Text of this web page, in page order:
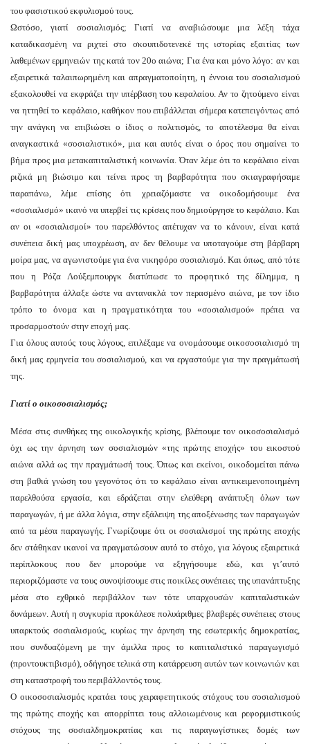
του φασιστικού εκφυλισμού τους.
Ωστόσο, γιατί σοσιαλισμός; Γιατί να αναβιώσουμε μια λέξη τάχα
καταδικασμένη να ριχτεί στο σκουπιδοτενεκέ της ιστορίας εξαιτίας των
λαθεμένων ερμηνειών της κατά τον 20ο αιώνα; Για ένα και μόνο λόγο: αν και
εξαιρετικά ταλαιπωρημένη και απραγματοποίητη, η έννοια του σοσιαλισμού
εξακολουθεί να εκφράζει την υπέρβαση του κεφαλαίου. Αν το ζητούμενο είναι
να ηττηθεί το κεφάλαιο, καθήκον που επιβάλλεται σήμερα κατεπειγόντως από
την ανάγκη να επιβιώσει ο ίδιος ο πολιτισμός, το αποτέλεσμα θα είναι
αναγκαστικά «σοσιαλιστικό», μια και αυτός είναι ο όρος που σημαίνει το
βήμα προς μια μετακαπιταλιστική κοινωνία. Όταν λέμε ότι το κεφάλαιο είναι
ριζικά μη βιώσιμο και τείνει προς τη βαρβαρότητα που σκιαγραφήσαμε
παραπάνω, λέμε επίσης ότι χρειαζόμαστε να οικοδομήσουμε ένα
«σοσιαλισμό» ικανό να υπερβεί τις κρίσεις που δημιούργησε το κεφάλαιο. Και
αν οι «σοσιαλισμοί» του παρελθόντος απέτυχαν να το κάνουν, είναι κατά
συνέπεια δική μας υποχρέωση, αν δεν θέλουμε να υποταγούμε στη βάρβαρη
μοίρα μας, να αγωνιστούμε για ένα νικηφόρο σοσιαλισμό. Και όπως, από τότε
που η Ρόζα Λούξεμπουργκ διατύπωσε το προφητικό της δίλημμα, η
βαρβαρότητα άλλαξε ώστε να αντανακλά τον περασμένο αιώνα, με τον ίδιο
τρόπο το όνομα και η πραγματικότητα του «σοσιαλισμού» πρέπει να
προσαρμοστούν στην εποχή μας.
Για όλους αυτούς τους λόγους, επιλέξαμε να ονομάσουμε οικοσοσιαλισμό τη
δική μας ερμηνεία του σοσιαλισμού, και να εργαστούμε για την πραγμάτωσή
της.
Γιατί ο οικοσοσιαλισμός;
Μέσα στις συνθήκες της οικολογικής κρίσης, βλέπουμε τον οικοσοσιαλισμό
όχι ως την άρνηση των σοσιαλισμών «της πρώτης εποχής» του εικοστού
αιώνα αλλά ως την πραγμάτωσή τους. Όπως και εκείνοι, οικοδομείται πάνω
στη βαθιά γνώση του γεγονότος ότι το κεφάλαιο είναι αντικειμενοποιημένη
παρελθούσα εργασία, και εδράζεται στην ελεύθερη ανάπτυξη όλων των
παραγωγών, ή με άλλα λόγια, στην εξάλειψη της αποξένωσης των παραγωγών
από τα μέσα παραγωγής. Γνωρίζουμε ότι οι σοσιαλισμοί της πρώτης εποχής
δεν στάθηκαν ικανοί να πραγματώσουν αυτό το στόχο, για λόγους εξαιρετικά
περίπλοκους που δεν μπορούμε να εξηγήσουμε εδώ, και γι’αυτό
περιοριζόμαστε να τους συνοψίσουμε στις ποικίλες συνέπειες της υπανάπτυξης
μέσα στο εχθρικό περιβάλλον των τότε υπαρχουσών καπιταλιστικών
δυνάμεων. Αυτή η συγκυρία προκάλεσε πολυάριθμες βλαβερές συνέπειες στους
υπαρκτούς σοσιαλισμούς, κυρίως την άρνηση της εσωτερικής δημοκρατίας,
που συνδυαζόμενη με την άμιλλα προς το καπιταλιστικό παραγωγισμό
(προντουκτιβισμό), οδήγησε τελικά στη κατάρρευση αυτών των κοινωνιών και
στη καταστροφή του περιβάλλοντός τους.
Ο οικοσοσιαλισμός κρατάει τους χειραφετητικούς στόχους του σοσιαλισμού
της πρώτης εποχής και απορρίπτει τους αλλοιωμένους και ρεφορμιστικούς
στόχους της σοσιαλδημοκρατίας και τις παραγωγίστικες δομές των